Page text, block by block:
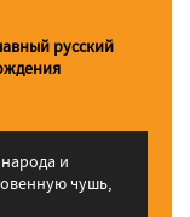
русский
и
чушь,